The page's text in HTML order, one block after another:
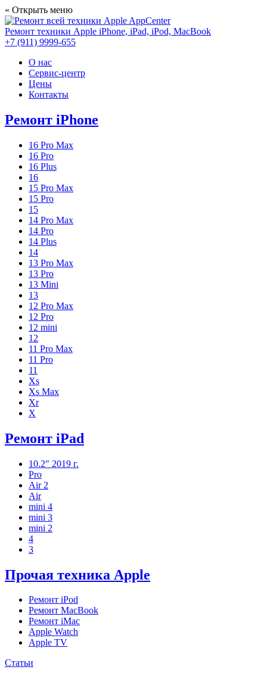
« Открыть меню
AppCenter
Ремонт техники Apple iPhone, iPad, iPod, MacBook
+7 (911) 9999-655
О нас
Сервис-центр
Цены
Контакты
Ремонт iPhone
16 Pro Max
16 Pro
16 Plus
16
15 Pro Max
15 Pro
15
14 Pro Max
14 Pro
14 Plus
14
13 Pro Max
13 Pro
13 Mini
13
12 Pro Max
12 Pro
12 mini
12
11 Pro Max
11 Pro
11
Xs
Xs Max
Xr
X
Ремонт iPad
10.2" 2019 г.
Pro
Air 2
Air
mini 4
mini 3
mini 2
4
3
Прочая техника Apple
Ремонт iPod
Ремонт MacBook
Ремонт iMac
Apple Watch
Apple TV
Статьи